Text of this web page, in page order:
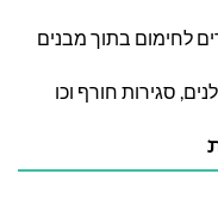
סגירות חורף וכו